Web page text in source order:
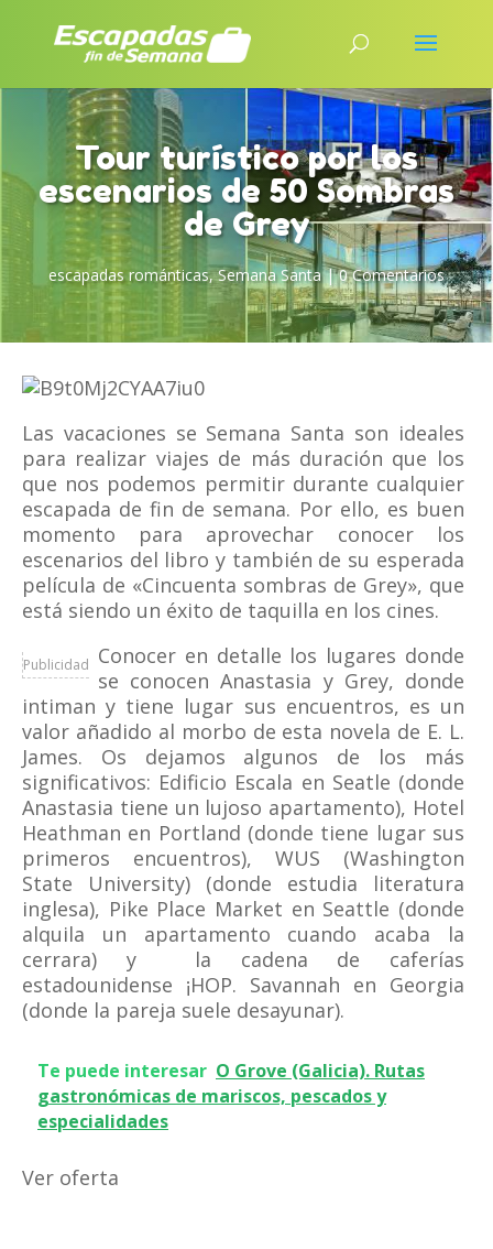
Tour turístico por los
escenarios de 50 Sombras
de Grey
escapadas románticas,Semana Santa|0 Comentarios
Las vacaciones se Semana Santa son ideales
para realizar viajes de más duración que los
que nos podemos permitir durante cualquier
escapada de fin de semana. Por ello, es buen
momento para aprovechar conocer los
escenarios del libro y también de su esperada
película de «Cincuenta sombras de Grey», que
está siendo un éxito de taquilla en los cines.
Publicidad Conocer en detalle los lugares donde
se conocen Anastasia y Grey, donde
intiman y tiene lugar sus encuentros, es un
valor añadido al morbo de esta novela de E. L.
James. Os dejamos algunos de los más
significativos: Edificio Escala en Seatle (donde
Anastasia tiene un lujoso apartamento), Hotel
Heathman en Portland (donde tiene lugar sus
primeros encuentros), WUS (Washington
State University) (donde estudia literatura
inglesa), Pike Place Market en Seattle (donde
alquila un apartamento cuando acaba la
cerrara) y la cadena de caferías
estadounidense ¡HOP. Savannah en Georgia
(donde la pareja suele desayunar).
Te puede interesar O Grove (Galicia). Rutas
gastronómicas de mariscos, pescados y
especialidades
Ver oferta